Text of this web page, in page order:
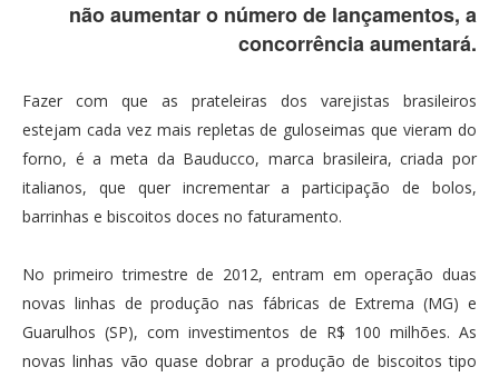
não aumentar o número de lançamentos, a
concorrência aumentará.
Fazer com que as prateleiras dos varejistas brasileiros
estejam cada vez mais repletas de guloseimas que vieram do
forno, é a meta da Bauducco, marca brasileira, criada por
italianos, que quer incrementar a participação de bolos,
barrinhas e biscoitos doces no faturamento.
No primeiro trimestre de 2012, entram em operação duas
novas linhas de produção nas fábricas de Extrema (MG) e
Guarulhos (SP), com investimentos de R$ 100 milhões. As
novas linhas vão quase dobrar a produção de biscoitos tipo